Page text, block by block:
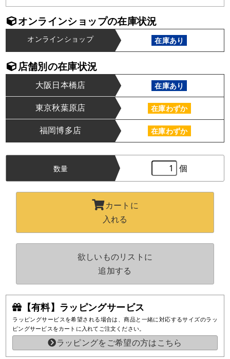
オンラインショップの在庫状況
オンラインショップ 在庫あり
店舗別の在庫状況
大阪日本橋店 在庫あり
東京秋葉原店 在庫わずか
福岡博多店 在庫わずか
【有料】ラッピングサービス
ラッピングサービスを希望される場合は、商品と一緒に対応するサイズのラッ
ピングサービスをカートに入れてご注文ください。
ラッピングをご希望の方はこちら
数量 個
カートに
入れる
欲しいものリストに
追加する